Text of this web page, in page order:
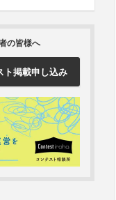
の皆様へ
ト掲載申し込み